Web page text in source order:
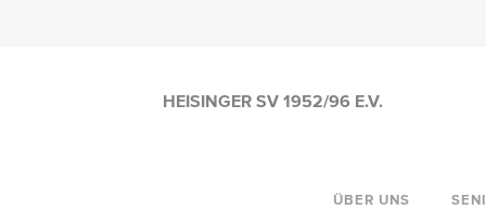
HEISINGER SV 1952/96 E.V.
ÜBER UNS